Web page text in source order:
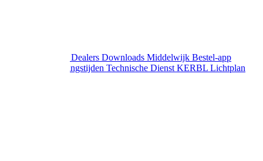
Dealers Downloads Middelwijk Bestel-app
Gewijzigde openingstijden Technische Dienst KERBL Lichtplan